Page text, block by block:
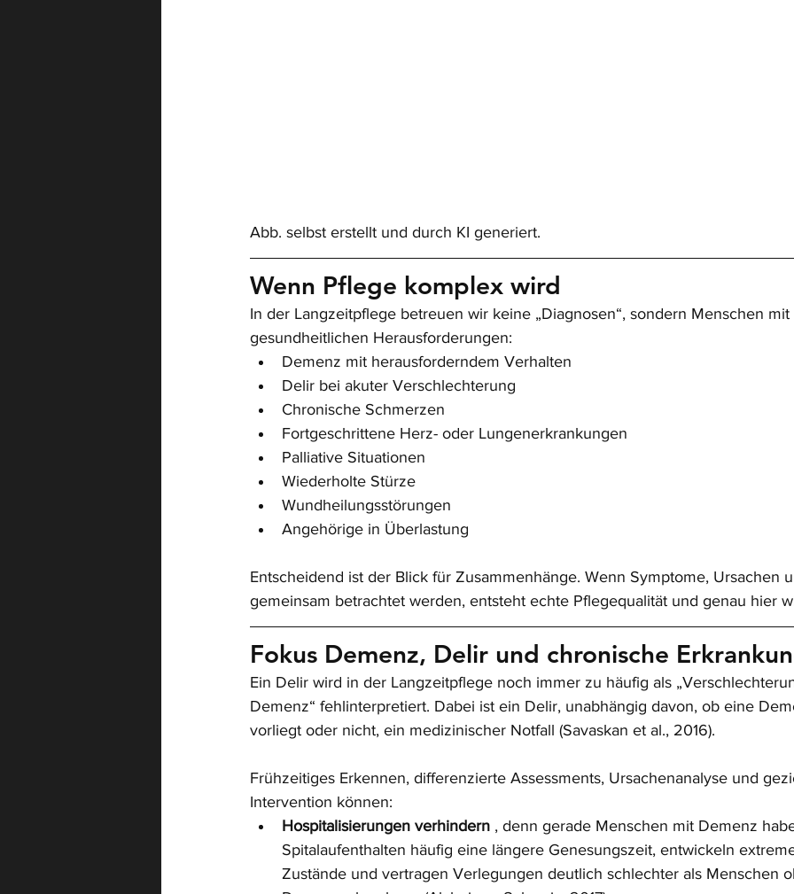
Abb. selbst erstellt und durch KI generiert.
Wenn Pflege komplex wird
In der Langzeitpflege betreuen wir keine „Diagnosen“, sondern Menschen
gesundheitlichen Herausforderungen:
Demenz mit herausforderndem Verhalten
Delir bei akuter Verschlechterung
Chronische Schmerzen
Fortgeschrittene Herz- oder Lungenerkrankungen
Palliative Situationen
Wiederholte Stürze
Wundheilungsstörungen
Angehörige in Überlastung
Entscheidend ist der Blick für Zusammenhänge. Wenn Symptome, Ursachen
gemeinsam betrachtet werden, entsteht echte Pflegequalität und genau hier
Fokus Demenz, Delir und chronische
Ein Delir wird in der Langzeitpflege noch immer zu häufig als
Demenz“ fehlinterpretiert. Dabei ist ein Delir, unabhängig davon, ob eine
vorliegt oder nicht, ein medizinischer Notfall (Savaskan et al., 2016).
Frühzeitiges Erkennen, differenzierte Assessments, Ursachenanalyse und
Intervention können:
Hospitalisierungen verhindern , denn gerade Menschen mit Demenz
Spitalaufenthalten häufig eine längere Genesungszeit, entwickeln
Zustände und vertragen Verlegungen deutlich schlechter als Menschen